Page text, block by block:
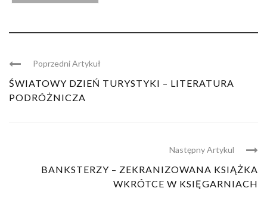
Poprzedni Artykuł
ŚWIATOWY DZIEŃ TURYSTYKI – LITERATURA
PODRÓŻNICZA
Następny Artykul
BANKSTERZY – ZEKRANIZOWANA KSIĄŻKA
WKRÓTCE W KSIĘGARNIACH